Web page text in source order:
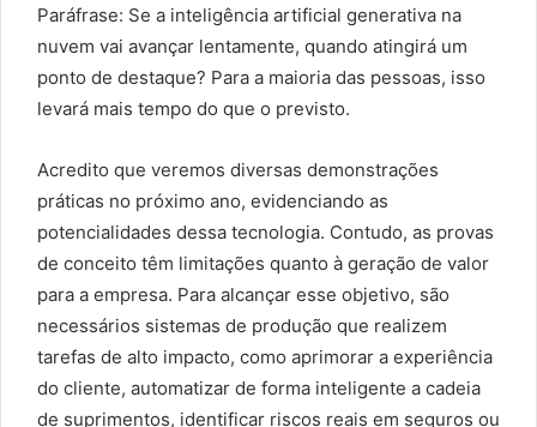
Paráfrase: Se a inteligência artificial generativa na
nuvem vai avançar lentamente, quando atingirá um
ponto de destaque? Para a maioria das pessoas, isso
levará mais tempo do que o previsto.
Acredito que veremos diversas demonstrações
práticas no próximo ano, evidenciando as
potencialidades dessa tecnologia. Contudo, as provas
de conceito têm limitações quanto à geração de valor
para a empresa. Para alcançar esse objetivo, são
necessários sistemas de produção que realizem
tarefas de alto impacto, como aprimorar a experiência
do cliente, automatizar de forma inteligente a cadeia
de suprimentos, identificar riscos reais em seguros ou